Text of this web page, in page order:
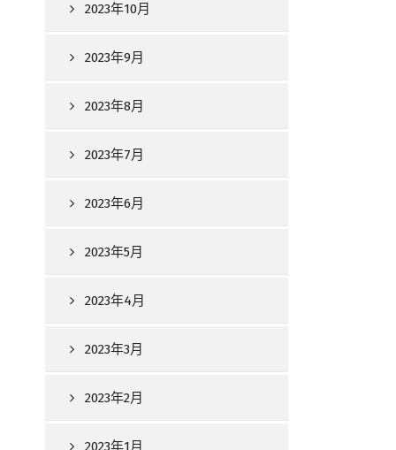
2023年10月
2023年9月
2023年8月
2023年7月
2023年6月
2023年5月
2023年4月
2023年3月
2023年2月
2023年1月